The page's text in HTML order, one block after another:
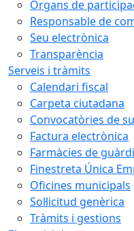
Òrgans de
Responsable de
Seu electrònica
Transparència
Serveis i tràmits
Calendari fiscal
Carpeta ciutadana
Convocatòries de
Factura electrònica
Farmàcies de
Finestreta Única
Oficines municipals
Sol·licitud genèrica
Tràmits i gestions